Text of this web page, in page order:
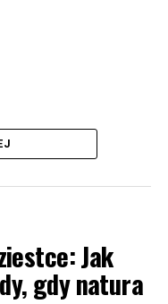
Jak
gdy natura